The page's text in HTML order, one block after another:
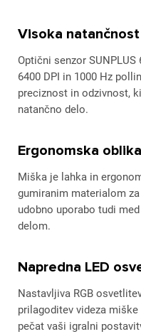
Visoka
Optični senzor
6400 DPI in 1000 Hz
preciznost in odzivnost,
natančno delo.
Ergonomska
Miška je lahka in
gumiranim materialom
udobno uporabo tudi
delom.
Napredna LED
Nastavljiva RGB
prilagoditev videza
pečat vaši igralni